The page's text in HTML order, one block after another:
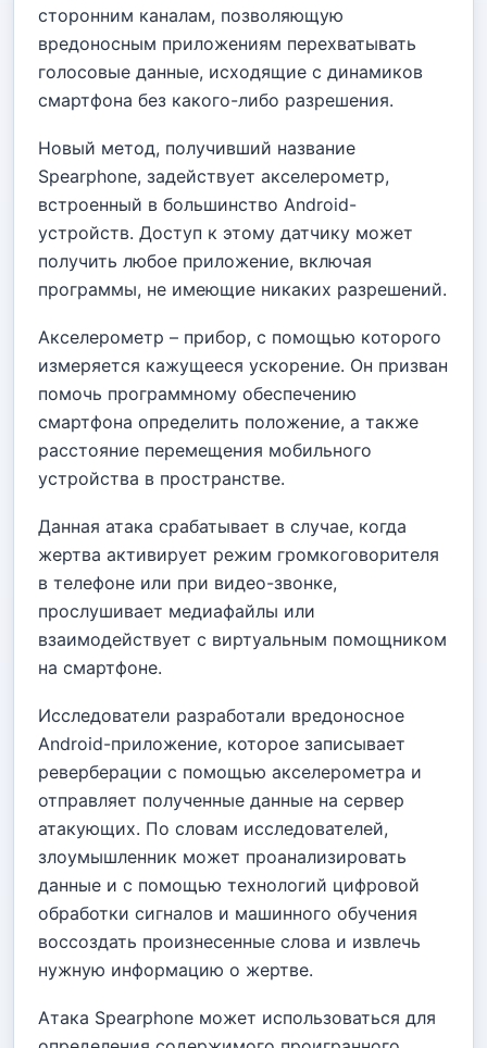
сторонним каналам, позволяющую
вредоносным приложениям перехватывать
голосовые данные, исходящие с динамиков
смартфона без какого-либо разрешения.
Новый метод, получивший название
Spearphone, задействует акселерометр,
встроенный в большинство Android-
устройств. Доступ к этому датчику может
получить любое приложение, включая
программы, не имеющие никаких разрешений.
Акселерометр – прибор, с помощью которого
измеряется кажущееся ускорение. Он призван
помочь программному обеспечению
смартфона определить положение, а также
расстояние перемещения мобильного
устройства в пространстве.
Данная атака срабатывает в случае, когда
жертва активирует режим громкоговорителя
в телефоне или при видео-звонке,
прослушивает медиафайлы или
взаимодействует с виртуальным помощником
на смартфоне.
Исследователи разработали вредоносное
Android-приложение, которое записывает
реверберации с помощью акселерометра и
отправляет полученные данные на сервер
атакующих. По словам исследователей,
злоумышленник может проанализировать
данные и с помощью технологий цифровой
обработки сигналов и машинного обучения
воссоздать произнесенные слова и извлечь
нужную информацию о жертве.
Атака Spearphone может использоваться для